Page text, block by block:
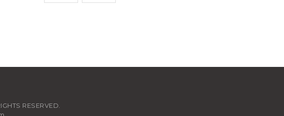
RESERVED.